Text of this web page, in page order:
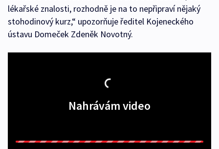
lékařské znalosti, rozhodně je na to nepřipraví nějaký
stohodinový kurz,“ upozorňuje ředitel Kojeneckého
ústavu Domeček Zdeněk Novotný.
Nahrávám video